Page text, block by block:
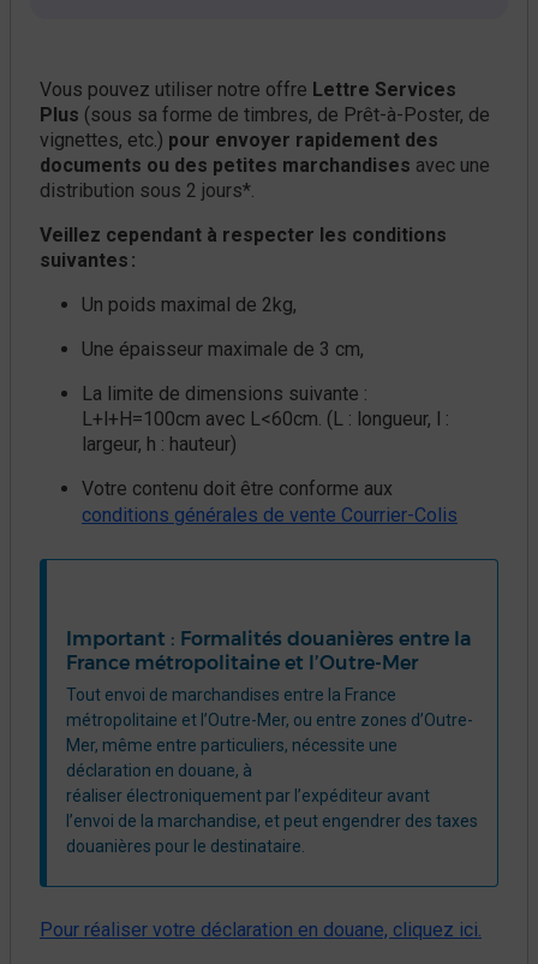
Vous pouvez utiliser notre offre Lettre Services
Plus (sous sa forme de timbres, de Prêt-à-Poster, de
vignettes, etc.) pour envoyer rapidement des
documents ou des petites marchandises avec une
distribution sous 2 jours*.
Veillez cependant à respecter les conditions
suivantes :
Un poids maximal de 2kg,
Une épaisseur maximale de 3 cm,
La limite de dimensions suivante :
L+l+H=100cm avec L<60cm. (L : longueur, l :
largeur, h : hauteur)
Votre contenu doit être conforme aux
conditions générales de vente Courrier-Colis
Important : Formalités douanières entre la
France métropolitaine et l’Outre-Mer
Tout envoi de marchandises entre la France
métropolitaine et l’Outre-Mer, ou entre zones d’Outre-
Mer, même entre particuliers, nécessite une
déclaration en douane, à
réaliser électroniquement par l’expéditeur avant
l’envoi de la marchandise, et peut engendrer des taxes
douanières pour le destinataire.
Pour réaliser votre déclaration en douane, cliquez ici.